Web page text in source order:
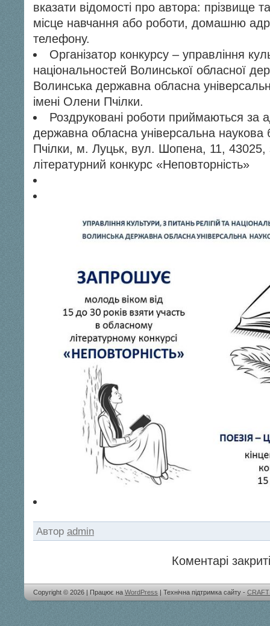
вказати відомості про автора: прізвище
місце навчання або роботи, домашню
телефону.
Організатор конкурсу – управління
національностей Волинської обласної
Волинська державна обласна
імені Олени Пчілки.
Роздруковані роботи приймаються за
державна обласна універсальна наукова
Пчілки, м. Луцьк, вул. Шопена, 11, 43025,
літературний конкурс «Неповторність»
Автор admin
Коментарі
Copyright © 2026 | Працює на WordPress | Технічна підтримка сайту -